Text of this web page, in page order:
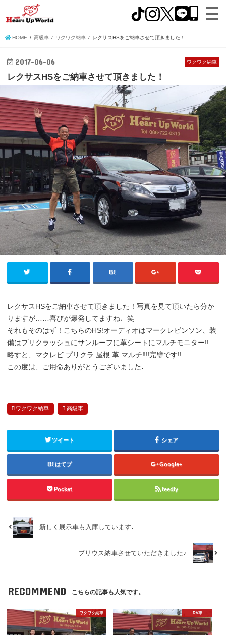
HOME 高級車 ワクワク納車 レクサスHSをご納車させて頂きました！
ワクワク納車
2017-06-06
レクサスHSをご納車させて頂きました！
レクサスHSをご納車させて頂きました！写真を見て頂いたら分か
りますが……喜びが爆発してますね♩笑
それもそのはず！こちらのHS!オーディオはマークレビンソン、装
備はプリクラッシュにサンルーフに革シートにマルチモニター‼︎
略すと、マクレビ.プリクラ.屋根.革.マルチ‼︎‼︎完璧です‼︎
この度は、ご用命ありがとうございました♩
ワクワク納車 高級車
ツイート シェア
はてブ Google+
Pocket feedly
新しく展示車も入庫しています♩
プリウス納車させていただきました♪
RECOMMEND こちらの記事も人気です。
ワクワク納車 RV車